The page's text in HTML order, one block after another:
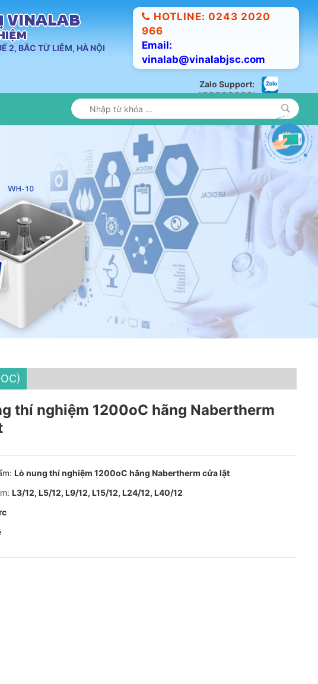
VINALAB
2, BẮC TỪ LIÊM, HÀ NỘI
HOTLINE: 0243 2020
966
Email:
vinalab@vinalabjsc.com
Zalo Support:
thí nghiệm 1200oC hãng Nabertherm
Lò nung thí nghiệm 1200oC hãng Nabertherm cửa lật
L3/12, L5/12, L9/12, L15/12, L24/12, L40/12